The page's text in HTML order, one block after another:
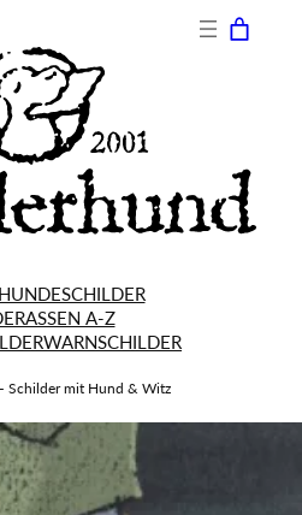
A-Z
WARNSCHILDER
Schilder mit Hund & Witz